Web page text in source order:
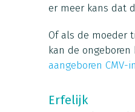
er meer kans dat
Of als de moeder
kan de
aangeboren CMV-
Erfelijk